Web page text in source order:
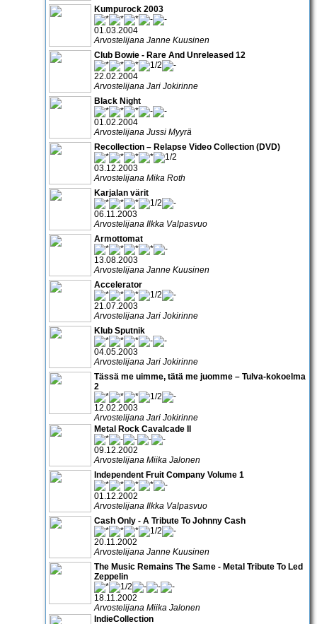
Kumpurock 2003
01.03.2004
Arvostelijana Janne Kuusinen
Club Bowie - Rare And Unreleased 12
22.02.2004
Arvostelijana Jari Jokirinne
Black Night
01.02.2004
Arvostelijana Jussi Myyrä
Recollection – Relapse Video Collection (DVD)
03.12.2003
Arvostelijana Mika Roth
Karjalan värit
06.11.2003
Arvostelijana Ilkka Valpasvuo
Armottomat
13.08.2003
Arvostelijana Janne Kuusinen
Accelerator
21.07.2003
Arvostelijana Jari Jokirinne
Klub Sputnik
04.05.2003
Arvostelijana Jari Jokirinne
Tässä me uimme, tätä me juomme – Tulva-kokoelma
2
12.02.2003
Arvostelijana Jari Jokirinne
Metal Rock Cavalcade II
09.12.2002
Arvostelijana Miika Jalonen
Independent Fruit Company Volume 1
01.12.2002
Arvostelijana Ilkka Valpasvuo
Cash Only - A Tribute To Johnny Cash
20.11.2002
Arvostelijana Janne Kuusinen
The Music Remains The Same - Metal Tribute To Led
Zeppelin
18.11.2002
Arvostelijana Miika Jalonen
IndieCollection